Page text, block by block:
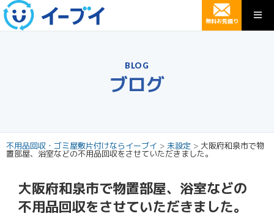
無料お見積り
BLOG
ブログ
不用品回収・ゴミ屋敷片付けならイーブイ > 未設定 > 大阪府和泉市で物
置部屋、浴室などの不用品回収をさせていただきました。
大阪府和泉市で物置部屋、浴室などの
不用品回収をさせていただきました。